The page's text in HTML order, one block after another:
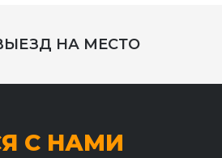
НА МЕСТО
С НАМИ